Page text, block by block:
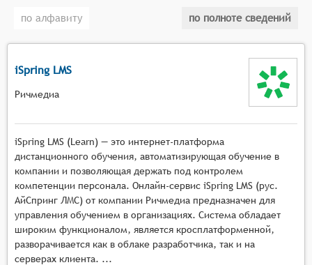
категории программ и сервисов дистанционного
обучения, системы должны иметь следующие
Интерактивность и вовлечение: Платформа
должна обеспечивать активное взаимодействие
между пользователями, включая обратную
связь, обсуждение материалов и совместную
работу над проектами.
Разнообразие форматов контента: Система
должна поддерживать различные форматы
образовательного контента, такие как тексты,
видео, аудио, интерактивные упражнения и
тесты.
Адаптивность и персонализация: Платформа
по алфавиту по полноте сведений
iSpring LMS
Ричмедиа
iSpring LMS (Learn) — это интернет-платформа
дистанционного обучения, автоматизирующая обучение в
компании и позволяющая держать под контролем
компетенции персонала. Онлайн-сервис iSpring LMS (рус.
АйСпринг ЛМС) от компании Ричмедиа предназначен для
управления обучением в организациях. Система обладает
широким функционалом, является кросплатформенной,
разворачивается как в облаке разработчика, так и на
серверах клиента. ...